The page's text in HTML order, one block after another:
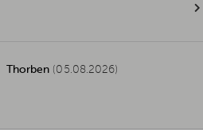
Thorben (05.08.2026)